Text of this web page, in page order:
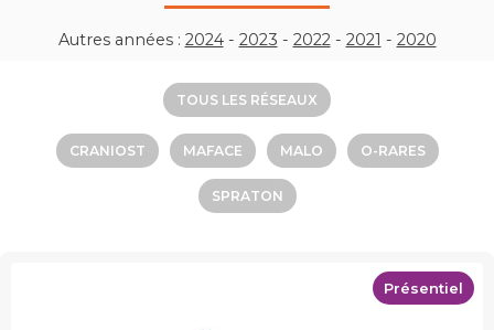
Autres années : 2024- 2023 - 2022- 2021 - 2020
TOUS LES RÉSEAUX
CRANIOST MAFACE MALO O-RARES
SPRATON
Présentiel